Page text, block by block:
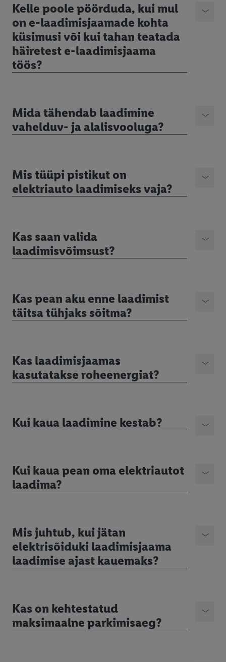
Kelle poole pöörduda, kui mul
on e-laadimisjaamade kohta
küsimusi või kui tahan teatada
häiretest e-laadimisjaama
töös?
Mida tähendab laadimine
vahelduv- ja alalisvooluga?
Mis tüüpi pistikut on
elektriauto laadimiseks vaja?
Kas saan valida
laadimisvõimsust?
Kas pean aku enne laadimist
täitsa tühjaks sõitma?
Kas laadimisjaamas
kasutatakse roheenergiat?
Kui kaua laadimine kestab?
Kui kaua pean oma elektriautot
laadima?
Mis juhtub, kui jätan
elektrisõiduki laadimisjaama
laadimise ajast kauemaks?
Kas on kehtestatud
maksimaalne parkimisaeg?